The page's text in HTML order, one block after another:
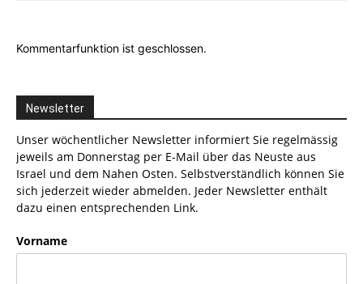
Kommentarfunktion ist geschlossen.
Newsletter
Unser wöchentlicher Newsletter informiert Sie regelmässig
jeweils am Donnerstag per E-Mail über das Neuste aus
Israel und dem Nahen Osten. Selbstverständlich können Sie
sich jederzeit wieder abmelden. Jeder Newsletter enthält
dazu einen entsprechenden Link.
Vorname